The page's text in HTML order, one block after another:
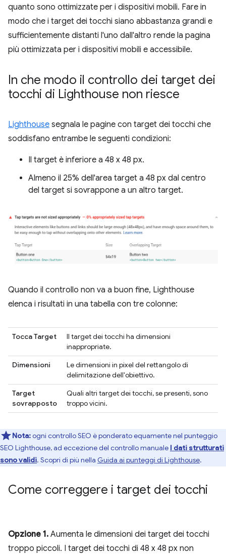
quanto sono ottimizzate per i dispositivi mobili. Fare in
modo che i target dei tocchi siano abbastanza grandi e
sufficientemente distanti l'uno dall'altro rende la pagina
più ottimizzata per i dispositivi mobili e accessibile.
In che modo il controllo dei target dei
tocchi di Lighthouse non riesce
Lighthouse segnala le pagine con target dei tocchi che
soddisfano entrambe le seguenti condizioni:
Il target è inferiore a 48 x 48 px.
Almeno il 25% dell'area target a 48 px dal centro
del target si sovrappone a un altro target.
Quando il controllo non va a buon fine, Lighthouse
elenca i risultati in una tabella con tre colonne:
Tocca Target
Il target dei tocchi ha dimensioni
inappropriate.
Dimensioni
Le dimensioni in pixel del rettangolo di
delimitazione dell'obiettivo.
Target
sovrapposto
Quali altri target dei tocchi, se presenti, sono
troppo vicini.
Nota:ogni controllo SEO è ponderato equamente nel punteggio
SEO Lighthouse, ad eccezione del controllo manuale I dati strutturati
sono validi. Scopri di più nella Guida ai punteggi di Lighthouse.
Come correggere i target dei tocchi
Opzione 1. Aumenta le dimensioni dei target dei tocchi
troppo piccoli. I target dei tocchi di 48 x 48 px non